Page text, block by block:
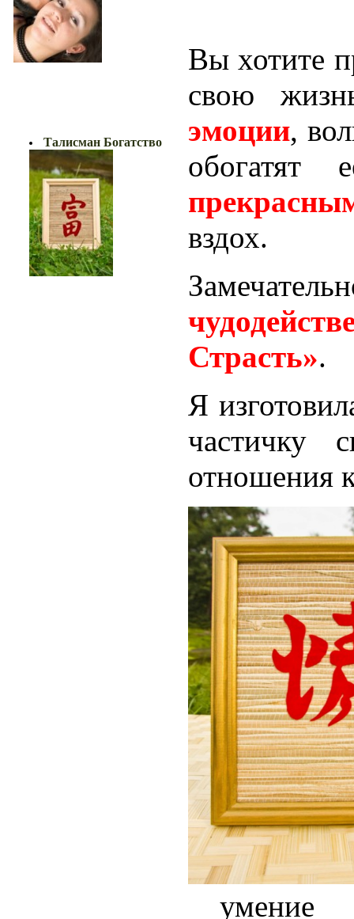
Талисман Богатство
Вы хотите
свою
эмоции,
вздох.
Страсть».
Я
частичку
отношения